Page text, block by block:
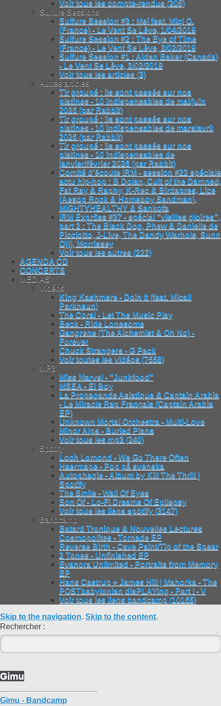
Voir tous les compte-rendus (205)
Sulfure Sessions
Sulfure Session #3 : Mei feat. Miqi O.
(France) - Le Vent Se Lève, 1/04/2019
Sulfure Session #2 : The Eye of Time
(France) - Le Vent Se Lève, 3/02/2019
Sulfure Session #1 : Aidan Baker (Canada)
- Le Vent Se Lève, 3/02/2019
Voir tous les articles (3)
Autres articles
Tir groupé : ils sont passés sur nos
platines - 10 indispensables de mai/juin
2026 (par Rabbit)
Tir groupé : ils sont passés sur nos
platines - 10 indispensables de mars/avril
2026 (par Rabbit)
Tir groupé : ils sont passés sur nos
platines - 10 indispensables de
janvier/février 2026 (par Rabbit)
Comité d’écoute IRM - session #22 spéciale
actu hip-hop : B Dolan, Cult of the Damned,
Fat Ray & Raphy, K-Rec & Birdapres, Lice
(Aesop Rock & Homeboy Sandman),
MIGHTYHEALTHY & Sankofa
IRM Expr6ss #37 - spécial "vieilles gloires",
part 2 : The Black Dog, Phew & Danielle de
Picciotto, J-Live, The Dandy Warhols, Sunn
O))), Morrissey
Voir tous les autres (222)
AGENDA CD
CONCERTS
MEDIAS
Vidéos
King Kashmere - Doin It (feat. Micall
Parknsun)
The Coral - Let The Music Play
Beck - Ride Lonesome
Gangrene (The Alchemist & Oh No) -
Forever
Chuck Strangers - G Pack
Voir toutes les vidéos (7558)
MP3
Miss Marvel - "Junkfood"
MSEA - Ei Boy
La Propagande Asiatique & Captain Arabia
- Le Miracle Rap Français (Captain Arabia
EP)
Unknown Mortal Orchestra - Multi-Love
Minor Alps - Buried Plans
Voir tous les mp3 (240)
Spotify
Loch Lomond - We Go There Often
Haermape - Pop på svenska
Autophagie - Album by Kill The Thrill |
Spotify
The Smile - Wall Of Eyes
Son Of - Lo-Fi Dreams Of Epilepsy
Voir tous les liens spotify (3147)
Bandcamp
Batard Tronique & Nouvelles Lectures
Cosmopolites - Tornade EP
Reverse Birth - Cave Paint/Tip of the Spear
2 Tones - Unfinished EP
Evanora Unlimited - Portraits from Memory
EP
Hans Castrup + James Hill | Mahorka - The
POSTbabylonian disPLAYing - Part I - V
Voir tous les liens bandcamp (10165)
Skip to the navigation. Skip to the content.
Rechercher :
Gimu
Gimu - Bandcamp